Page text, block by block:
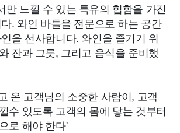
만 느낄 수 있는 특유의 힙함을 가진
. 와인 바틀을 전문으로 하는 공간
을 선사합니다. 와인을 즐기기 위
잔과 그릇, 그리고 음식을 준비했
온 고객님의 소중한 사람이, 고객
수 있도록 고객의 몸에 닿는 것부터
로 해야 한다'